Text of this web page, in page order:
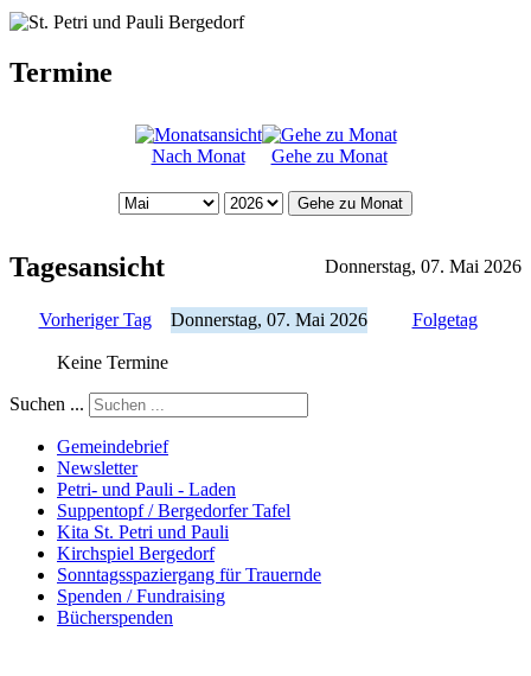
Termine
Nach Monat Gehe zu Monat
Gehe zu Monat
Tagesansicht Donnerstag, 07. Mai 2026
Vorheriger Tag Donnerstag, 07. Mai 2026 Folgetag
Keine Termine
Suchen ...
Gemeindebrief
Newsletter
Petri- und Pauli - Laden
Suppentopf / Bergedorfer Tafel
Kita St. Petri und Pauli
Kirchspiel Bergedorf
Sonntagsspaziergang für Trauernde
Spenden / Fundraising
Bücherspenden